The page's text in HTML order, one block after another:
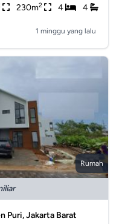
230m2 4 4
1 minggu yang lalu
Rumah
Puri, Jakarta Barat